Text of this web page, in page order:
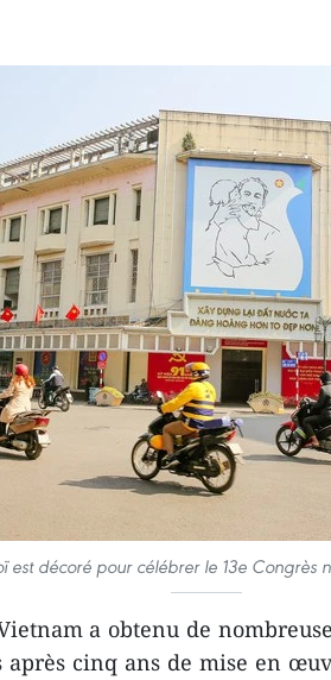
est décoré pour célébrer le 13e Congrès
a obtenu de
après cinq ans de mise en